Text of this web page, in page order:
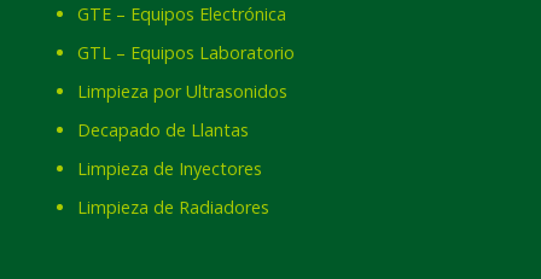
GTE – Equipos Electrónica
GTL – Equipos Laboratorio
Limpieza por Ultrasonidos
Decapado de Llantas
Limpieza de Inyectores
Limpieza de Radiadores